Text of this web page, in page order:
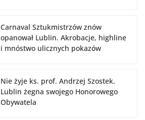
Carnaval Sztukmistrzów znów
opanował Lublin. Akrobacje, highline
i mnóstwo ulicznych pokazów
Nie żyje ks. prof. Andrzej Szostek.
Lublin żegna swojego Honorowego
Obywatela